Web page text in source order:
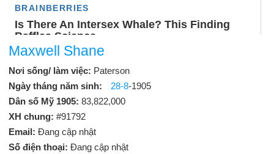
Maxwell Shane
Nơi sống/ làm việc: Paterson
Ngày tháng năm sinh:
28-8-1905
Dân số Mỹ 1905: 83,822,000
XH chung: #91792
Email: Đang cập nhật
Số điện thoại: Đang cập nhật